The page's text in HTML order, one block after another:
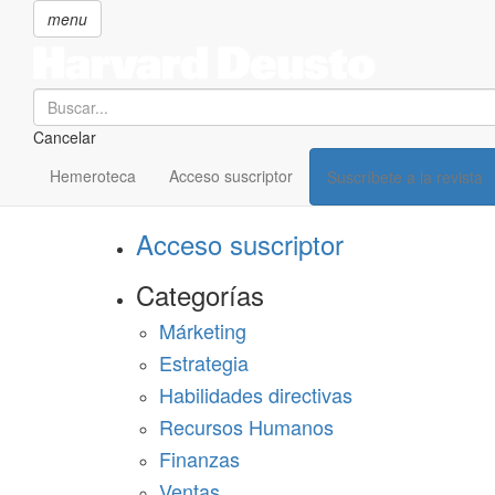
menu
Search
Cancelar
Hemeroteca
Acceso suscriptor Suscríbete a la revista
SECCIONES
Suscríbete a Harvard Deusto
Acceso suscriptor
Categorías
Márketing
Estrategia
Habilidades directivas
Recursos Humanos
Finanzas